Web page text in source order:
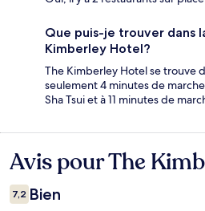
Que puis-je trouver dans
Kimberley Hotel?
The Kimberley Hotel se trouve
seulement 4 minutes de
Sha Tsui et à 11 minutes de
Avis
Avis pour The
7,2 Bien